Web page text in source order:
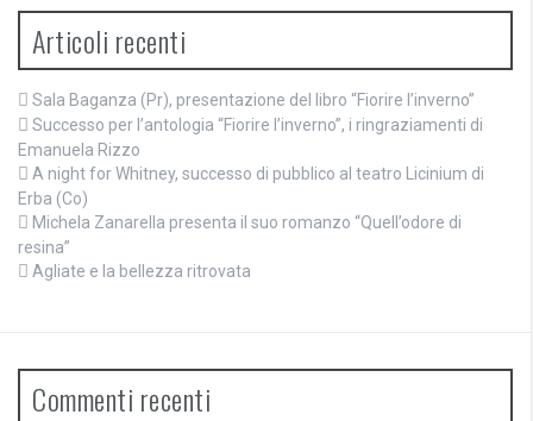
Articoli recenti
Sala Baganza (Pr), presentazione del libro “Fiorire l’inverno”
Successo per l’antologia “Fiorire l’inverno”, i ringraziamenti di
Emanuela Rizzo
A night for Whitney, successo di pubblico al teatro Licinium di
Erba (Co)
Michela Zanarella presenta il suo romanzo “Quell’odore di
resina”
Agliate e la bellezza ritrovata
Commenti recenti